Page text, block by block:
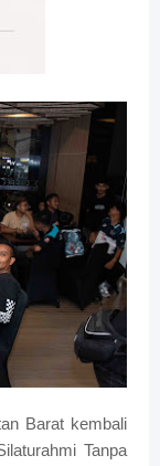
Barat kembali
Tanpa